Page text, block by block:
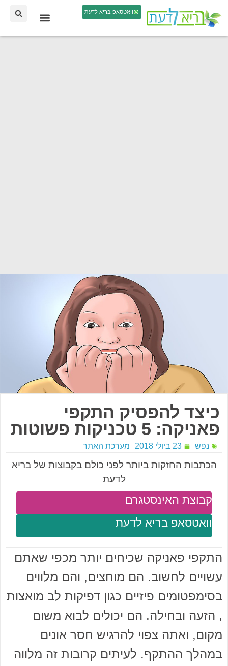
וואטסאפ בריא לדעת
כיצד להפסיק התקפי
פאניקה: 5 טכניקות פשוטות
נפש 23 ביולי 2018 מערכת האתר
הכתבות החזקות ביותר לפני כולם בקבוצות של בריא
לדעת
וואטסאפ בריא לדעת
קבוצת האינסטגרם
התקפי פאניקה שכיחים יותר מכפי שאתם
עשויים לחשוב. הם מוחצים, והם מלווים
בסימפטומים פיזיים כגון דפיקות לב מואצות
, הזעה ובחילה. הם יכולים לבוא משום
מקום, ואתה צפוי להרגיש חסר אונים
במהלך ההתקף. לעיתים קרובות זה מלווה